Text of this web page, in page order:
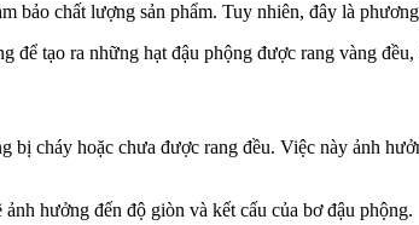
bảo chất lượng sản phẩm. Tuy nhiên, đây là
để tạo ra những hạt đậu phộng được rang vàng đều,
cháy hoặc chưa được rang đều. Việc này ảnh
hưởng đến độ giòn và kết cấu của bơ đậu phộng.